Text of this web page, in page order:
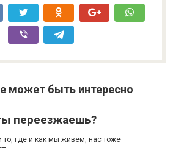
может быть интересно
переезжаешь?
где и как мы живем, нас тоже